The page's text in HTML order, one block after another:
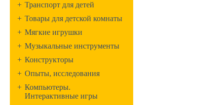
+ Транспорт для детей
+ Товары для детской комнаты
+ Мягкие игрушки
+ Музыкальные инструменты
+ Конструкторы
+ Опыты, исследования
+ Компьютеры.
Интерактивные игры